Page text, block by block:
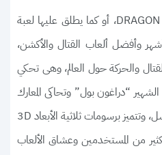
تحميل لعبة DRAGON BALL LEGENDS، أو كما يطلق عليها لعبة
وأفضل ألعاب القتال والأكشن،
والحركة حول العالم، وهى تحكي
“دراغون بول” وتحاكى المعارك
كما لو أنك تشاهد حلقات المسلسل، وتتميز برسومات ثلاثية الأبعاد 3D
من المستخدمين وعشاق الألعاب